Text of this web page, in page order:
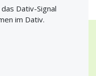
Dativ-Signal
im Dativ.